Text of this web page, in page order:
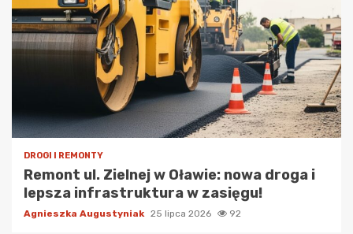
DROGI I REMONTY
Remont ul. Zielnej w Oławie: nowa droga i
lepsza infrastruktura w zasięgu!
Agnieszka Augustyniak 25 lipca 2026 92